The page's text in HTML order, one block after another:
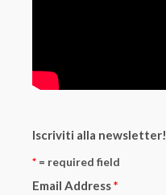
Iscriviti alla newsletter!
* = required field
Email Address*